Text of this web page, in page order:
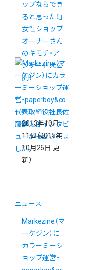
ップならでき
ると思った！」
女性ショップ
オーナーさん
のキモチ・ア
ンケート大公
開！
2013年10月
11日（2015年
10月26日 更
新）
ニュース
Markezine（マ
ーケジン）に
カラーミーシ
ョップ運営・